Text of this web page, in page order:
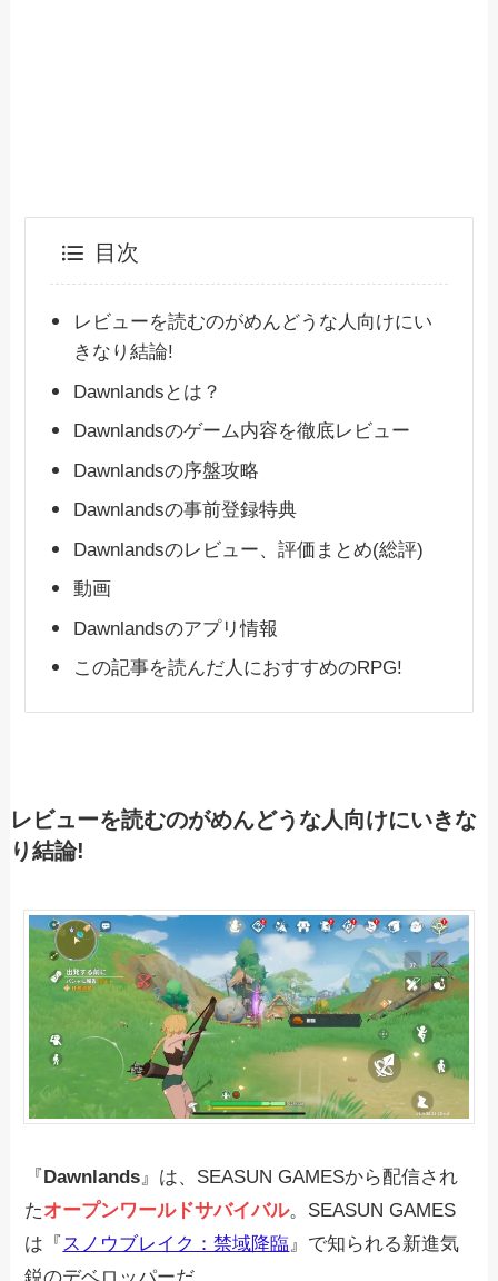
目次
レビューを読むのがめんどうな人向けにい
きなり結論!
Dawnlandsとは？
Dawnlandsのゲーム内容を徹底レビュー
Dawnlandsの序盤攻略
Dawnlandsの事前登録特典
Dawnlandsのレビュー、評価まとめ(総評)
動画
Dawnlandsのアプリ情報
この記事を読んだ人におすすめのRPG!
レビューを読むのがめんどうな人向けにいきな
り結論!
『Dawnlands』は、SEASUN GAMESから配信され
たオープンワールドサバイバル。SEASUN GAMES
は『スノウブレイク：禁域降臨』で知られる新進気